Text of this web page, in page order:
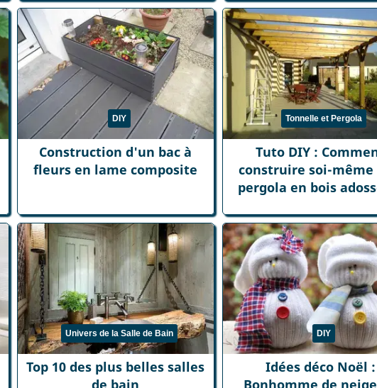
DIY
Construction d'un bac à
fleurs en lame composite
Tonnelle et Pergola
Tuto DIY :
construire soi-même
pergola en bois
Univers de la Salle de Bain
Top 10 des plus belles salles
de bain
DIY
Idées déco Noël :
Bonhomme de